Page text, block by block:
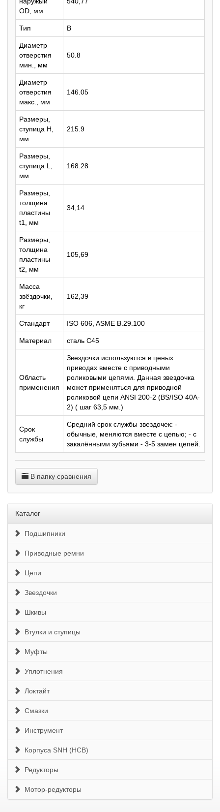
OD, мм
Тип B
Диаметр
отверстия
мин., мм
50.8
Диаметр
отверстия
макс., мм
146.05
Размеры,
ступица H,
мм
215.9
Размеры,
ступица L,
мм
168.28
Размеры,
толщина
пластины
t1, мм
34,14
Размеры,
толщина
пластины
t2, мм
105,69
Масса
звёздочки,
кг
162,39
Стандарт ISO 606, ASME B.29.100
Материал сталь C45
Область
применения
Звездочки используются в ценых
приводах вместе с приводными
роликовыми цепями. Данная звездочка
может применяться для приводной
роликовой цепи ANSI 200-2 (BS/ISO 40A-
2) ( шаг 63,5 мм.)
Срок
службы
Средний срок службы звездочек: -
обычные, меняются вместе с цепью; - с
закалёнными зубьями - 3-5 замен цепей.
В папку сравнения
Каталог
Подшипники
Приводные ремни
Цепи
Звездочки
Шкивы
Втулки и ступицы
Муфты
Уплотнения
Локтайт
Смазки
Инструмент
Корпуса SNH (HCB)
Редукторы
Мотор-редукторы